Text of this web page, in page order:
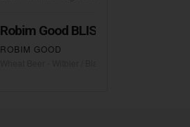
Robim Good BLISS
ROBIM GOOD